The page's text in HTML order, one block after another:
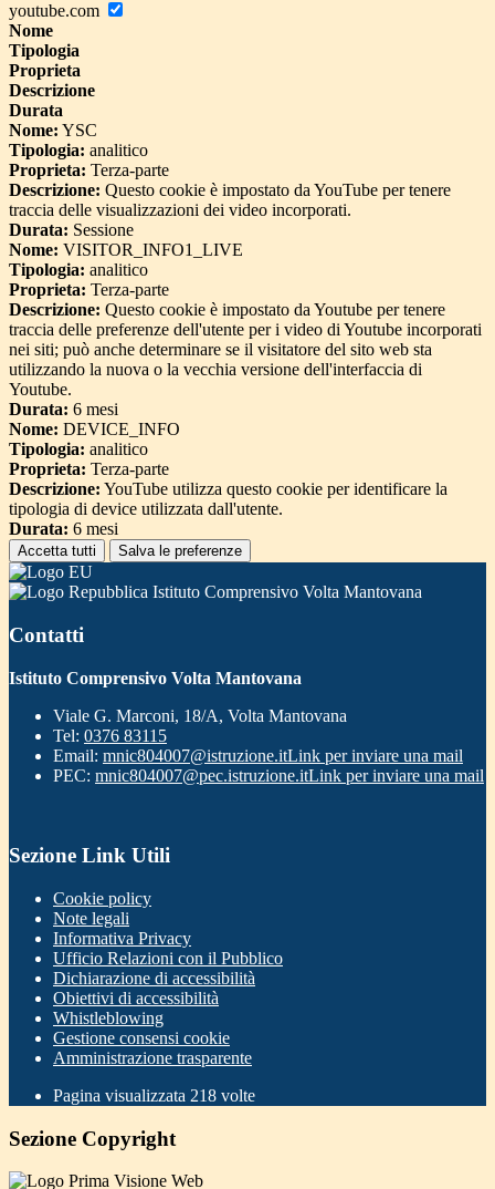
youtube.com
Nome
Tipologia
Proprieta
Descrizione
Durata
Nome: YSC
Tipologia: analitico
Proprieta: Terza-parte
Descrizione: Questo cookie è impostato da YouTube per tenere
traccia delle visualizzazioni dei video incorporati.
Durata: Sessione
Nome: VISITOR_INFO1_LIVE
Tipologia: analitico
Proprieta: Terza-parte
Descrizione: Questo cookie è impostato da Youtube per tenere
traccia delle preferenze dell'utente per i video di Youtube incorporati
nei siti; può anche determinare se il visitatore del sito web sta
utilizzando la nuova o la vecchia versione dell'interfaccia di
Youtube.
Durata: 6 mesi
Nome: DEVICE_INFO
Tipologia: analitico
Proprieta: Terza-parte
Descrizione: YouTube utilizza questo cookie per identificare la
tipologia di device utilizzata dall'utente.
Durata: 6 mesi
Accetta tutti Salva le preferenze
Istituto Comprensivo Volta Mantovana
Contatti
Istituto Comprensivo Volta Mantovana
Viale G. Marconi, 18/A, Volta Mantovana
Tel: 0376 83115
Email: mnic804007@istruzione.itLink per inviare una mail
PEC: mnic804007@pec.istruzione.itLink per inviare una mail
Sezione Link Utili
Cookie policy
Note legali
Informativa Privacy
Ufficio Relazioni con il Pubblico
Dichiarazione di accessibilità
Obiettivi di accessibilità
Whistleblowing
Gestione consensi cookie
Amministrazione trasparente
Pagina visualizzata 218 volte
Sezione Copyright